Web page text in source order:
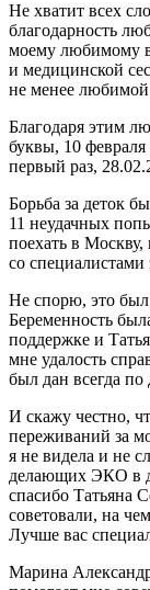
Не хватит всех
благодарность
моему любимому
и медицинской
не менее
Благодаря этим
буквы, 10 февраля
первый раз,
Борьба за деток
11 неудачных
поехать в Москву,
со
Не спорю, это
Беременность
поддержке и
мне удалость
был дан всегда по
И скажу честно,
переживаний за
я не видела и не
делающих ЭКО в
спасибо Татьяна
советовали, на
Лучше вас
Марина